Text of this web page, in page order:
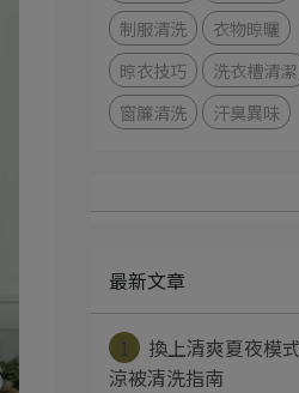
制服清洗
衣物晾曬
晾衣技巧
洗衣槽清潔
窗簾清洗
汗臭異味
最新文章
換上清爽夏夜模
涼被清洗指南